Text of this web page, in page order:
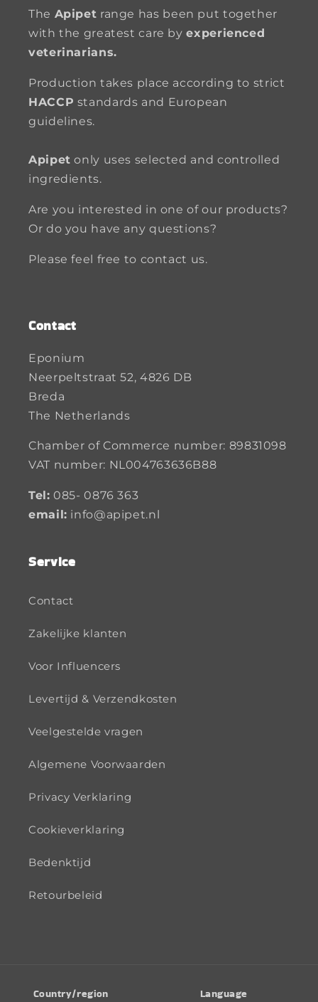
The Apipet range has been put together
with the greatest care byexperienced
veterinarians.
Production takes place according to strict
HACCP standards and European
guidelines.
Apipet only uses selected and controlled
ingredients.
Are you interested in one of our products?
Or do you have any questions?
Please feel free to contact us.
Contact
Eponium
Neerpeltstraat 52, 4826 DB
Breda
The Netherlands
Chamber of Commerce number: 89831098
VAT number: NL004763636B88
Tel: 085- 0876 363
email: info@apipet.nl
Service
Contact
Zakelijke klanten
Voor Influencers
Levertijd & Verzendkosten
Veelgestelde vragen
Algemene Voorwaarden
Privacy Verklaring
Cookieverklaring
Bedenktijd
Retourbeleid
Country/region Language